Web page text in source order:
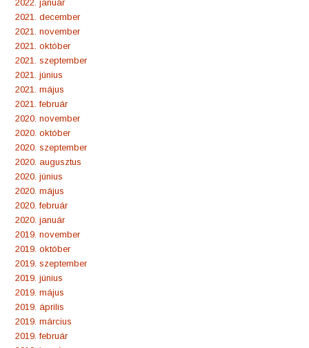
2022. január
2021. december
2021. november
2021. október
2021. szeptember
2021. június
2021. május
2021. február
2020. november
2020. október
2020. szeptember
2020. augusztus
2020. június
2020. május
2020. február
2020. január
2019. november
2019. október
2019. szeptember
2019. június
2019. május
2019. április
2019. március
2019. február